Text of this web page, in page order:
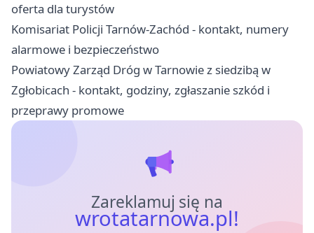
oferta dla turystów
Komisariat Policji Tarnów-Zachód - kontakt, numery
alarmowe i bezpieczeństwo
Powiatowy Zarząd Dróg w Tarnowie z siedzibą w
Zgłobicach - kontakt, godziny, zgłaszanie szkód i
przeprawy promowe
Zareklamuj się na
wrotatarnowa.pl!